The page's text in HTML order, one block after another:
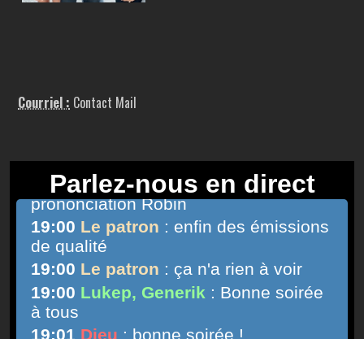
Courriel : Contact Mail